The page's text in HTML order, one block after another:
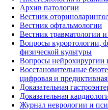
Архив патологии
Вестник
Вестник офтальмологии
Вестник травматологии
Вопросы курортологии,
физической культуры
Вопросы
Восстановительные
цифровая и
Доказательная
Доказательная
Журнал неврологии и